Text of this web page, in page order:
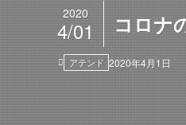
コロナ
2020
4/01
アテンド 2020年4月1日